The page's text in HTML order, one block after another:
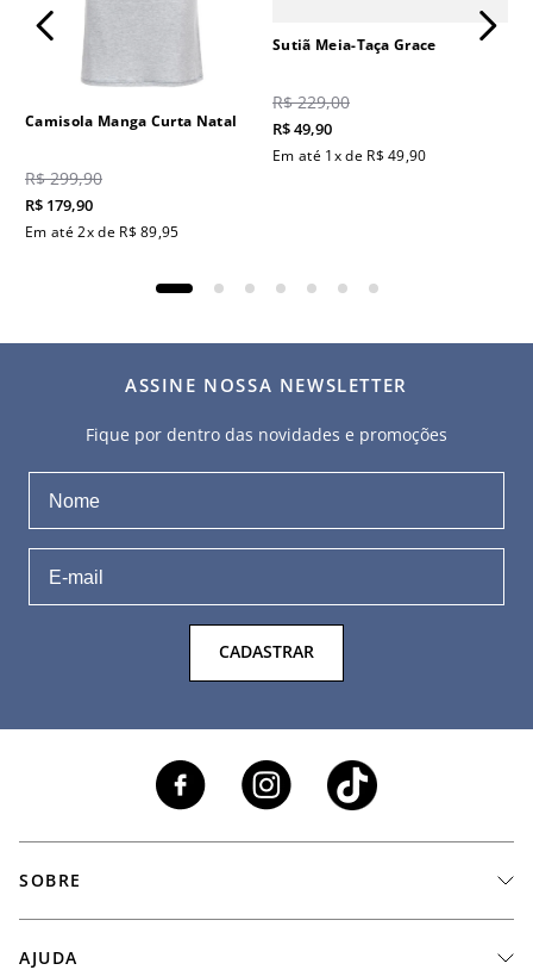
Camisola Manga Curta Natal
R$ 299,90
R$ 179,90
Em até2x de R$ 89,95
Sutiã Meia-Taça Grace
R$ 229,00
R$49,90
Em até 1x de R$ 49,90
ASSINE NOSSA NEWSLETTER
Fique por dentro das novidades e promoções
CADASTRAR
SOBRE
AJUDA